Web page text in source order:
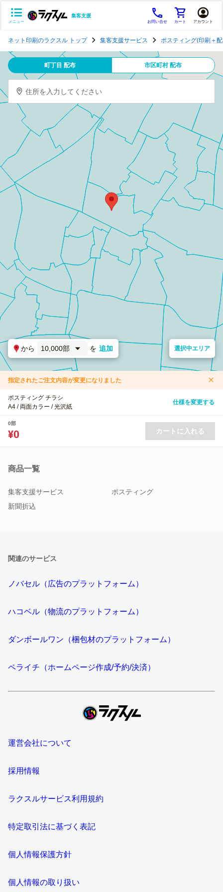
メニュー
集客支援
お問い合せ カート アカウント
テ
ン
グ
ネット印刷のラクスル トップ 集客支援サービス ポスティング(印刷＋
町丁目 配布 市区町村 配布
住所を入力してください
から 10,000部 を 追加 選択中エリア
指定されたご注文内容が変更になりました
ポスティング チラシ
A4 / 両面カラー / 光沢紙
仕様を変更する
0部
¥0 カートに入れる
商品一覧
集客支援サービス
ポスティング
新聞折込
関連のサービス
ノバセル（広告のプラットフォーム）
ハコベル（物流のプラットフォーム）
ダンボールワン（梱包材のプラットフォーム）
ペライチ（ホームページ作成/予約/決済）
運営会社について
採用情報
ラクスルサービス利用規約
特定取引法に基づく表記
個人情報保護方針
個人情報の取り扱い